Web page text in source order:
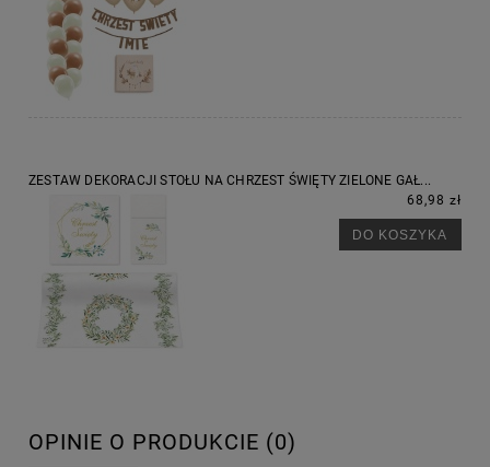
ZESTAW DEKORACJI STOŁU NA CHRZEST ŚWIĘTY ZIELONE GAŁ...
68,98 zł
DO KOSZYKA
OPINIE O PRODUKCIE (0)